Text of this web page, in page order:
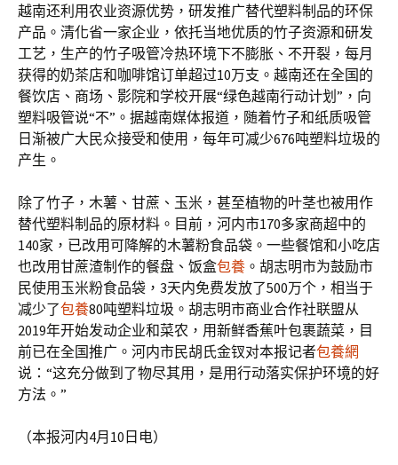
越南还利用农业资源优势，研发推广替代塑料制品的环保
产品。清化省一家企业，依托当地优质的竹子资源和研发
工艺，生产的竹子吸管冷热环境下不膨胀、不开裂，每月
获得的奶茶店和咖啡馆订单超过10万支。越南还在全国的
餐饮店、商场、影院和学校开展“绿色越南行动计划”，向
塑料吸管说“不”。据越南媒体报道，随着竹子和纸质吸管
日渐被广大民众接受和使用，每年可减少676吨塑料垃圾的
产生。
除了竹子，木薯、甘蔗、玉米，甚至植物的叶茎也被用作
替代塑料制品的原材料。目前，河内市170多家商超中的
140家，已改用可降解的木薯粉食品袋。一些餐馆和小吃店
也改用甘蔗渣制作的餐盘、饭盒包養 。胡志明市为鼓励市
民使用玉米粉食品袋，3天内免费发放了500万个，相当于
减少了包養80吨塑料垃圾。胡志明市商业合作社联盟从
2019年开始发动企业和菜农，用新鲜香蕉叶包裹蔬菜，目
前已在全国推广。河内市民胡氏金钗对本报记者包養網
说：“这充分做到了物尽其用，是用行动落实保护环境的好
方法。”
（本报河内4月10日电）